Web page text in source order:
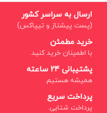
ارسال به سراسر کشور
(پست پیشتاز و تیپاکس)
خرید مطمئن
با اطمینان خرید کنید.
پشتیبانی 24 ساعته
همیشه هستیم.
پرداخت سریع
پرداخت شتابی.